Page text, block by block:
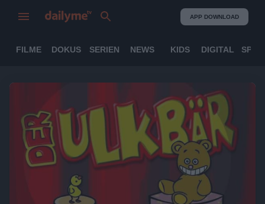
APP DOWNLOAD
FILME DOKUS SERIEN NEWS KIDS DIGITAL